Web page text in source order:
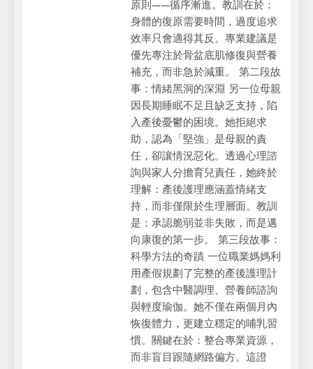
原則——循序漸進。教訓在於：
身體的復原需要時間，過度追求
效率只會適得其反。專業建議是
優先專注於骨盆底肌修復與營養
補充，而非急於減重。 第二段故
事：情緒黑洞的深淵 另一位母親
因長期睡眠不足且缺乏支持，陷
入產後憂鬱的困境。她拒絕求
助，認為「堅強」是母親的責
任，卻讓情況惡化。透過心理諮
詢與家人分擔育兒責任，她終於
理解：產後護理應涵蓋情緒支
持，而非僅限於生理層面。教訓
是：承認脆弱並非失敗，而是邁
向康復的第一步。 第三段故事：
科學方法的奇蹟 一位職業媽媽利
用產假規劃了完整的產後護理計
劃，包含中醫調理、營養師諮詢
與輕度瑜伽。她不僅在兩個月內
恢復體力，更建立穩定的哺乳習
慣。關鍵在於：整合專業資源，
而非盲目跟隨網路偏方。這證